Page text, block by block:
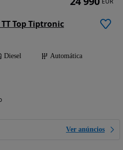
TT Top Tiptronic
Diesel
Automática
Ver anúncios